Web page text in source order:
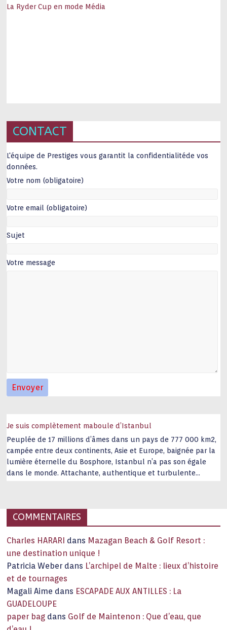
La Ryder Cup en mode Média
CONTACT
L'équipe de Prestiges vous garantit la confidentialitéde vos
données.
Votre nom (obligatoire)
Votre email (obligatoire)
Sujet
Votre message
Je suis complètement maboule d’Istanbul
Peuplée de 17 millions d’âmes dans un pays de 777 000 km2,
campée entre deux continents, Asie et Europe, baignée par la
lumière éternelle du Bosphore, Istanbul n’a pas son égale
dans le monde. Attachante, authentique et turbulente
COMMENTAIRES
Charles HARARI dans Mazagan Beach & Golf Resort :
une destination unique !
Patricia Weber dans L’archipel de Malte : lieux d’histoire
et de tournages
Magali Aime dans ESCAPADE AUX ANTILLES : La
GUADELOUPE
paper bag dans Golf de Maintenon : Que d’eau, que